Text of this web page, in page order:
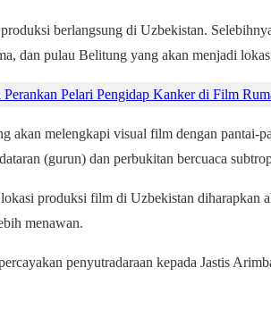
berlangsung di Uzbekistan.
dan pulau Belitung yang akan menjadi
Pelari Pengidap Kanker di Film
akan melengkapi visual film dengan pantai-
(gurun) dan perbukitan bercuaca
produksi film di Uzbekistan diharapkan
menawan.
penyutradaraan kepada Jastis